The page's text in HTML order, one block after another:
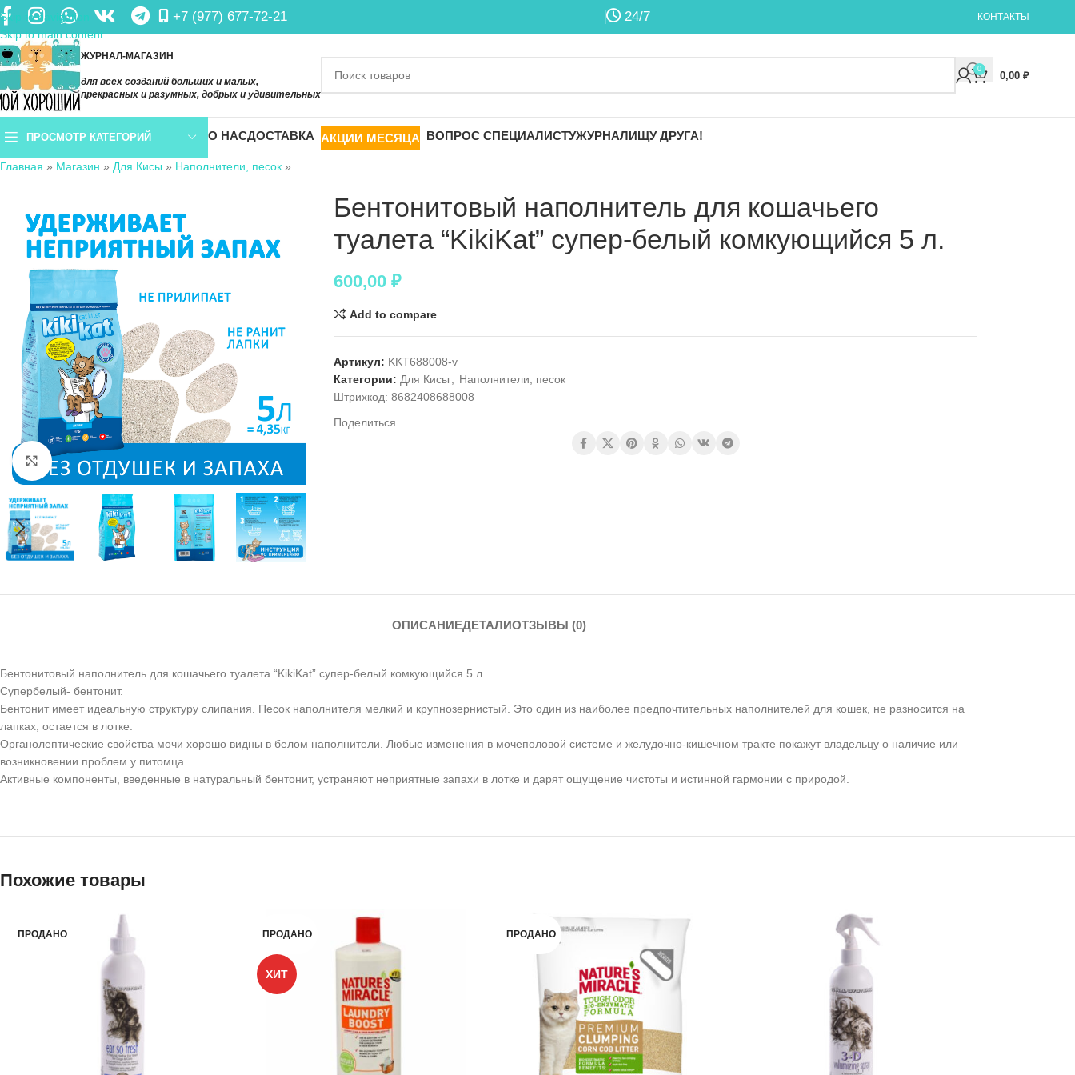
Skip to navigation
Skip to main content
+7 (977) 677-72-21 24/7 КОНТАКТЫ
ЖУРНАЛ-МАГАЗИН
для всех созданий больших и малых,
прекрасных и разумных, добрых и удивительных
0
0,00 ₽
ПРОСМОТР КАТЕГОРИЙ О НАСДОСТАВКА АКЦИИ МЕСЯЦА ВОПРОС СПЕЦИАЛИСТУЖУРНАЛИЩУ ДРУГА!
Главная » Магазин » Для Кисы » Наполнители, песок »
Нажмите, чтобы увеличить
Бентонитовый наполнитель для кошачьего
туалета “KikiKat” супер-белый комкующийся 5 л.
600,00₽
Add to compare
Артикул: KKT688008-v
Категории: Для Кисы
Наполнители, песок
Штрихкод:8682408688008
Поделиться
ОПИСАНИЕДЕТАЛИОТЗЫВЫ (0)
Бентонитовый наполнитель для кошачьего туалета “KikiKat” супер-белый комкующийся 5 л.
Супербелый- бентонит.
Бентонит имеет идеальную структуру слипания. Песок наполнителя мелкий и крупнозернистый. Это один из наиболее предпочтительных наполнителей для кошек, не разносится на
лапках, остается в лотке.
Органолептические свойства мочи хорошо видны в белом наполнители. Любые изменения в мочеполовой системе и желудочно-кишечном тракте покажут владельцу о наличие или
возникновении проблем у питомца.
Активные компоненты, введенные в натуральный бентонит, устраняют неприятные запахи в лотке и дарят ощущение чистоты и истинной гармонии с природой.
Похожие товары
ПРОДАНО ПРОДАНО
ХИТ
ПРОДАНО